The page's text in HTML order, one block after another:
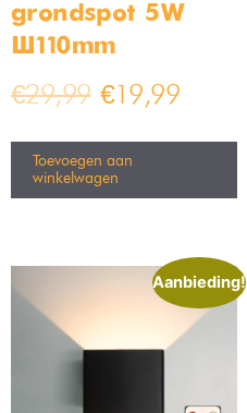
grondspot 5W
Ø110mm
€29,99 €19,99
Toevoegen aan
winkelwagen
Aanbieding!